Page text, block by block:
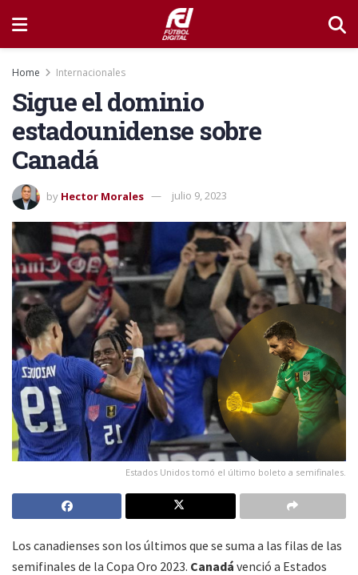
Home Internacionales
Sigue el dominio
estadounidense sobre
Canadá
by Hector Morales julio 9, 2023
Estados Unidos tomó el último boleto a semifinales.
Los canadienses son los últimos que se suma a las filas de las
semifinales de la Copa Oro 2023. Canadá venció a Estados